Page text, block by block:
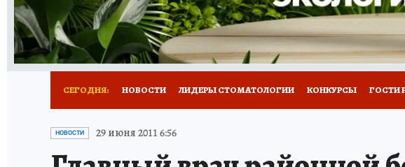
СЕГОДНЯ: НОВОСТИ ЛИДЕРЫ СТОМАТОЛОГИИ КОНКУРСЫ ГОСТИ
ВОЕНКОРЫ
НОВОСТИ 29 июня 2011 6:56